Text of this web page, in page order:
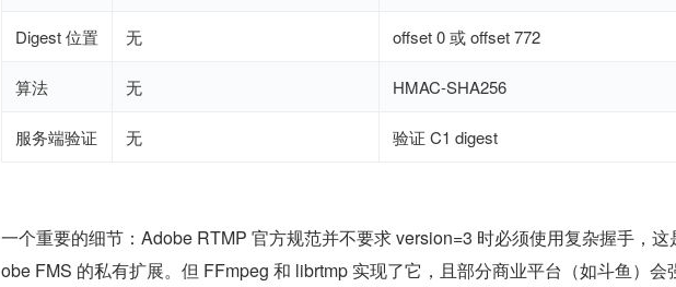
Digest 位置 无 offset 0 或 offset 772
算法 无 HMAC-SHA256
服务端验证 无 验证 C1 digest
一个重要的细节：Adobe RTMP 官方规范并不要求 version=3 时必须使用复杂握手，这
obe FMS 的私有扩展。但 FFmpeg 和 librtmp 实现了它，且部分商业平台（如斗鱼）会